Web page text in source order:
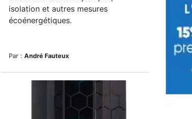
isolation et autres mesures
écoénergétiques.
Par : André Fauteux